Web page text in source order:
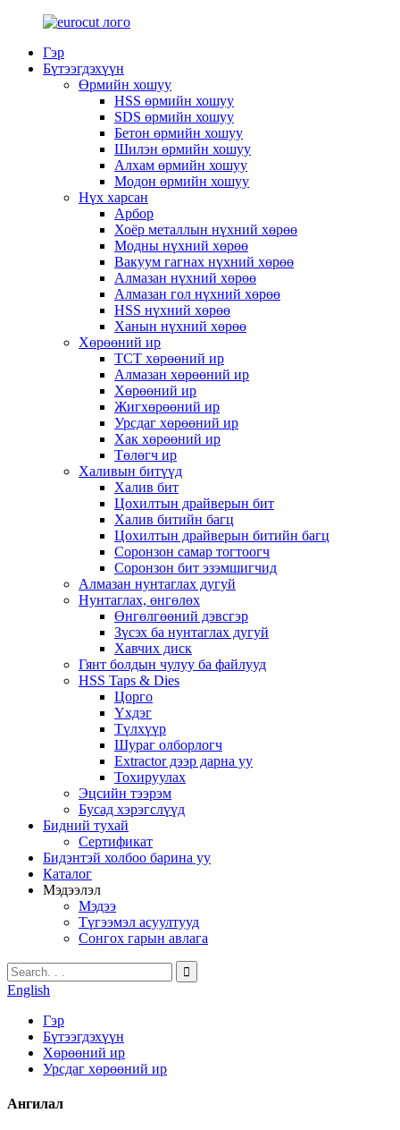
Гэр
Бүтээгдэхүүн
Өрмийн хошуу
HSS өрмийн хошуу
SDS өрмийн хошуу
Бетон өрмийн хошуу
Шилэн өрмийн хошуу
Алхам өрмийн хошуу
Модон өрмийн хошуу
Нүх харсан
Арбор
Хоёр металлын нүхний хөрөө
Модны нүхний хөрөө
Вакуум гагнах нүхний хөрөө
Алмазан нүхний хөрөө
Алмазан гол нүхний хөрөө
HSS нүхний хөрөө
Ханын нүхний хөрөө
Хөрөөний ир
TCT хөрөөний ир
Алмазан хөрөөний ир
Хөрөөний ир
Жигхөрөөний ир
Урсдаг хөрөөний ир
Хак хөрөөний ир
Төлөгч ир
Халивын битүүд
Халив бит
Цохилтын драйверын бит
Халив битийн багц
Цохилтын драйверын битийн багц
Соронзон самар тогтоогч
Соронзон бит эзэмшигчид
Алмазан нунтаглах дугуй
Нунтаглах, өнгөлөх
Өнгөлгөөний дэвсгэр
Зүсэх ба нунтаглах дугуй
Хавчих диск
Гянт болдын чулуу ба файлууд
HSS Taps & Dies
Цорго
Үхдэг
Түлхүүр
Шураг олборлогч
Extractor дээр дарна уу
Тохируулах
Эцсийн тээрэм
Бусад хэрэгслүүд
Бидний тухай
Сертификат
Бидэнтэй холбоо барина уу
Каталог
Мэдээлэл
Мэдээ
Түгээмэл асуултууд
Сонгох гарын авлага
English
Гэр
Бүтээгдэхүүн
Хөрөөний ир
Урсдаг хөрөөний ир
Ангилал